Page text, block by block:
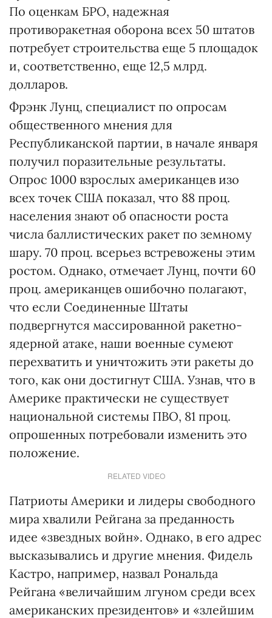
По оценкам БРО, надежная
противоракетная оборона всех 50 штатов
потребует строительства еще 5 площадок
и, соответственно, еще 12,5 млрд.
долларов.
Фрэнк Лунц, специалист по опросам
общественного мнения для
Республиканской партии, в начале января
получил поразительные результаты.
Опрос 1000 взрослых американцев изо
всех точек США показал, что 88 проц.
населения знают об опасности роста
числа баллистических ракет по земному
шару. 70 проц. всерьез встревожены этим
ростом. Однако, отмечает Лунц, почти 60
проц. американцев ошибочно полагают,
что если Соединенные Штаты
подвергнутся массированной ракетно-
ядерной атаке, наши военные сумеют
перехватить и уничтожить эти ракеты до
того, как они достигнут США. Узнав, что в
Америке практически не существует
национальной системы ПВО, 81 проц.
опрошенных потребовали изменить это
положение.
RELATED VIDEO
Патриоты Америки и лидеры свободного
мира хвалили Рейгана за преданность
идее «звездных войн». Однако, в его адрес
высказывались и другие мнения. Фидель
Кастро, например, назвал Рональда
Рейгана «величайшим лгуном среди всех
американских президентов» и «злейшим